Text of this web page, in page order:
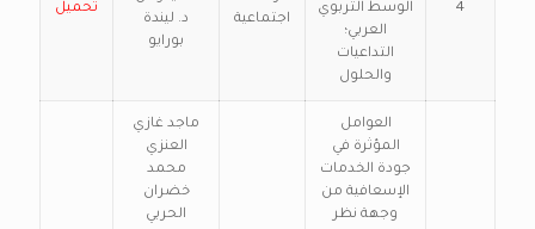
4
الوسط التربوي
العربي؛
التداعيات
والحلول
اجتماعية
د. ليندة
بورايو
تحميل
العوامل
المؤثرة في
جودة الخدمات
الإسعافية من
وجهة نظر
ماجد غازي
العنزي
محمد
خضران
الحربي